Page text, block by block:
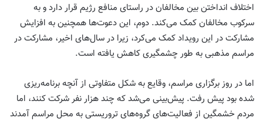
اختلاف انداختن بین مخالفان در راستای منافع رژیم قرار دارد و به
سرکوب مخالفان کمک می‌کند. دوم، این دعوت‌ها همچنین به افزایش
مشارکت در این رویداد کمک می‌کرد، زیرا در سال‌های اخیر، مشارکت در
مراسم مذهبی به طور چشمگیری کاهش یافته است.
اما در روز برگزاری مراسم، وقایع به شکل متفاوتی از آنچه برنامه‌ریزی
شده بود پیش رفت. پیش‌بینی می‌شد که چند هزار نفر شرکت کنند، اما
مردم خشمگین از فعالیت‌های گروه‌های تروریستی به محل مراسم آمدند